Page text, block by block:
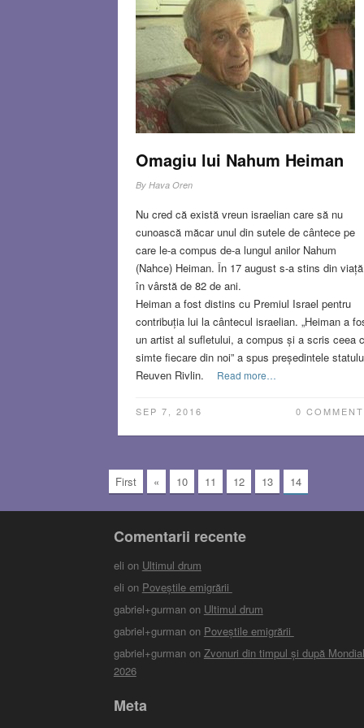
Omagiu lui Nahum Heiman
By Hava Oren
Nu cred că există vreun israelian care să nu
cunoască măcar unul din sutele de cântece pe
care le-a compus de-a lungul anilor Nahum
(Nahce) Heiman. În 17 august s-a stins din viață
în vârstă de 82 de ani.
Heiman a fost distins cu Premiul Israel pentru
contribuția lui la cântecul israelian. „Heiman a
un artist al sufletului, a compus și a scris ceea
simte fiecare din noi” a spus președintele
Reuven Rivlin.
Read more…
SEP 7, 2016 0
First « 10 11 12 13 14
Comentarii recente
eli on Ultimul drum
eli on Poveștile emigrării
gabriel+gurmanon Ultimul drum
gabriel+gurmanon Poveștile emigrării
gabriel+gurmanon Zvonuri din timpul și după
2026
Meta